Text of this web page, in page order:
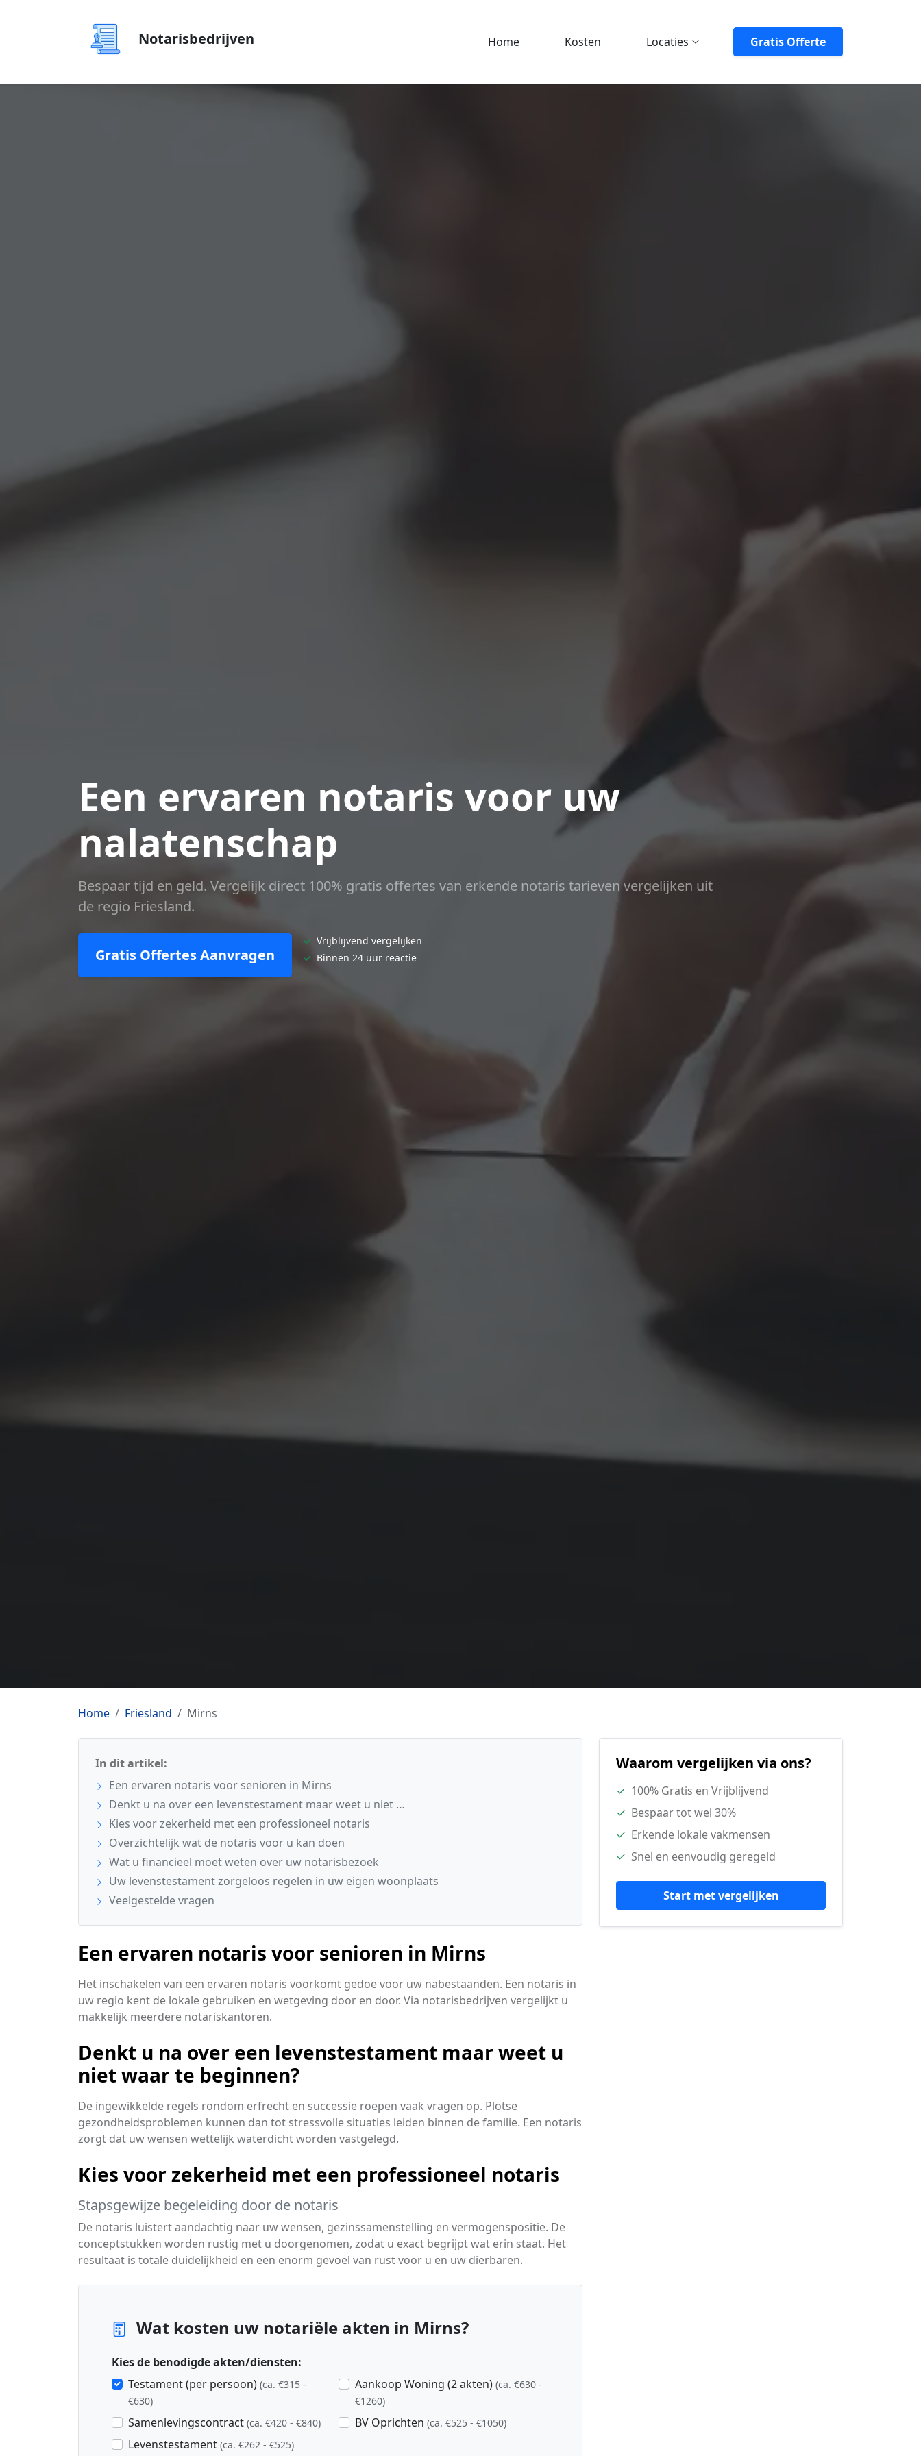
Notarisbedrijven Home Kosten Locaties Gratis Offerte
Een ervaren notaris voor uw
nalatenschap
Bespaar tijd en geld. Vergelijk direct 100% gratis offertes van erkende notaris tarieven vergelijken uit
de regio Friesland.
Gratis Offertes Aanvragen
✓ Vrijblijvend vergelijken
✓ Binnen 24 uur reactie
Home Friesland Mirns
In dit artikel:
Een ervaren notaris voor senioren in Mirns
Denkt u na over een levenstestament maar weet u niet …
Kies voor zekerheid met een professioneel notaris
Overzichtelijk wat de notaris voor u kan doen
Wat u financieel moet weten over uw notarisbezoek
Uw levenstestament zorgeloos regelen in uw eigen woonplaats
Veelgestelde vragen
Een ervaren notaris voor senioren in Mirns
Het inschakelen van een ervaren notaris voorkomt gedoe voor uw nabestaanden. Een notaris in
uw regio kent de lokale gebruiken en wetgeving door en door. Via notarisbedrijven vergelijkt u
makkelijk meerdere notariskantoren.
Denkt u na over een levenstestament maar weet u
niet waar te beginnen?
De ingewikkelde regels rondom erfrecht en successie roepen vaak vragen op. Plotse
gezondheidsproblemen kunnen dan tot stressvolle situaties leiden binnen de familie. Een notaris
zorgt dat uw wensen wettelijk waterdicht worden vastgelegd.
Kies voor zekerheid met een professioneel notaris
Stapsgewijze begeleiding door de notaris
De notaris luistert aandachtig naar uw wensen, gezinssamenstelling en vermogenspositie. De
conceptstukken worden rustig met u doorgenomen, zodat u exact begrijpt wat erin staat. Het
resultaat is totale duidelijkheid en een enorm gevoel van rust voor u en uw dierbaren.
Wat kosten uw notariële akten in Mirns?
Kies de benodigde akten/diensten:
Testament (per persoon) (ca. €315 -
€630)
Samenlevingscontract (ca. €420 - €840)
Levenstestament (ca. €262 - €525)
Aankoop Woning (2 akten) (ca. €630 -
€1260)
BV Oprichten (ca. €525 - €1050)
Waarom vergelijken via ons?
✓ 100% Gratis en Vrijblijvend
✓ Bespaar tot wel 30%
✓ Erkende lokale vakmensen
✓ Snel en eenvoudig geregeld
Start met vergelijken